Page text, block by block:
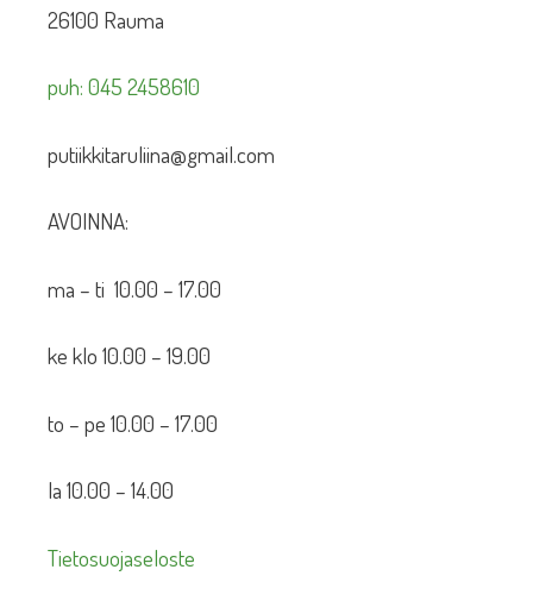
26100 Rauma
puh: 045 2458610
putiikkitaruliina@gmail.com
AVOINNA:
ma – ti 10.00 – 17.00
ke klo 10.00 – 19.00
to – pe 10.00 – 17.00
la 10.00 – 14.00
Tietosuojaseloste